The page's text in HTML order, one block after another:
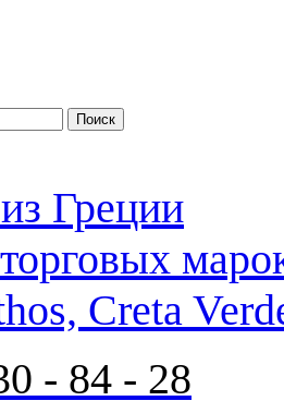
Поиск
Греции
Creta
- 84 - 28